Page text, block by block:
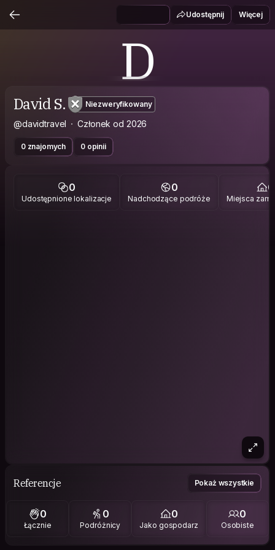
Udostępnij Więcej
D
David S. Niezweryfikowany
@davidtravel Członek od 2026
0 znajomych 0 opinii
0
Udostępnione lokalizacje
0
Nadchodzące podróże
0
Miejsca
Referencje Pokaż wszystkie
0
Łącznie
0
Podróżnicy
0
Jako gospodarz
0
Osobiste